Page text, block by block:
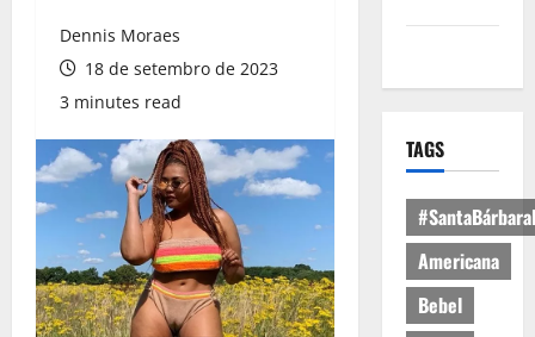
Dennis Moraes
18 de setembro de 2023
3 minutes read
TAGS
Americana
Bebel